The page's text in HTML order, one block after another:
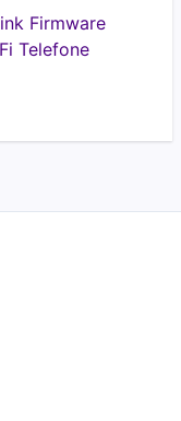
Firmware
Telefone